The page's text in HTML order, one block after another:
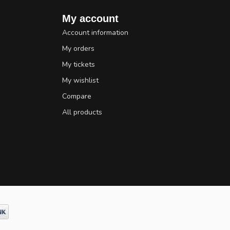
My account
Account information
My orders
My tickets
My wishlist
Compare
All products